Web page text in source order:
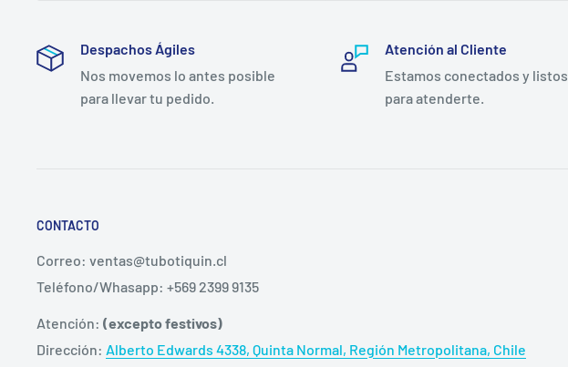
Despachos Ágiles
Nos movemos lo antes posible
para llevar tu pedido.
Atención al Cliente
Estamos conectados y listos
para atenderte.
CONTACTO
Correo: ventas@tubotiquin.cl
Teléfono/Whasapp: +569 2399 9135
Atención: (excepto festivos)
Dirección: Alberto Edwards 4338, Quinta Normal, Región Metropolitana, Chile